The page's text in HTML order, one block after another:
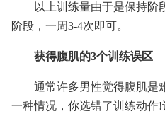
以上训练量由于是保持阶
阶段，一周3-4次即可。
获得腹肌的3个训练误区
通常许多男性觉得腹肌是
一种情况，你选错了训练动作